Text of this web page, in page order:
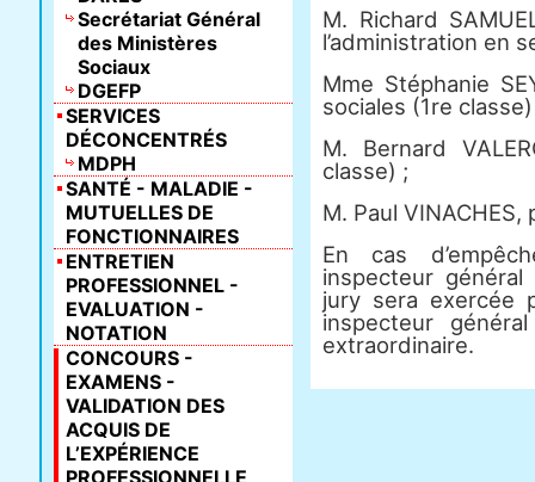
M. Richard
l’administration en
Mme Stéphanie
sociales (1re
M. Bernard
classe) ;
M. Paul
En cas
inspecteur
jury sera exercée
inspecteur
extraordinaire.
Secrétariat Général
des Ministères
Sociaux
DGEFP
SERVICES
DÉCONCENTRÉS
MDPH
SANTÉ - MALADIE -
MUTUELLES DE
FONCTIONNAIRES
ENTRETIEN
PROFESSIONNEL -
EVALUATION -
NOTATION
CONCOURS -
EXAMENS -
VALIDATION DES
ACQUIS DE
L’EXPÉRIENCE
PROFESSIONNELLE